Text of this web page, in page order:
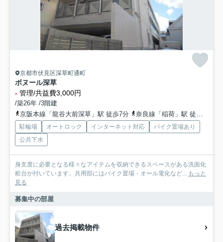
京都市伏見区深草町通町
ボヌール深草
- 管理/共益費3,000円
/築26年 /3階建
京阪本線「龍谷大前深草」駅 徒歩7分
奈良線「稲荷」駅 徒歩12分
駐輪場 オートロック インターネット対応
バイク置場あり
公共下水
身支度に必要となる様々なアイテムを収納できるスペースがある洗面化
粧台が付いています。共用部にはバイク置場・オール電化など... もっと
見る
募集中の部屋
過去掲載物件